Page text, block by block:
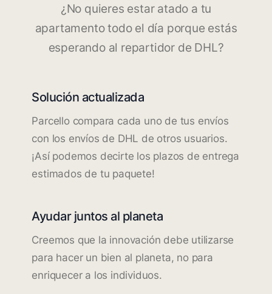
¿No quieres estar atado a tu
apartamento todo el día porque estás
esperando al repartidor de DHL?
Solución actualizada
Parcello compara cada uno de tus envíos
con los envíos de DHL de otros usuarios.
¡Así podemos decirte los plazos de entrega
estimados de tu paquete!
Ayudar juntos al planeta
Creemos que la innovación debe utilizarse
para hacer un bien al planeta, no para
enriquecer a los individuos.